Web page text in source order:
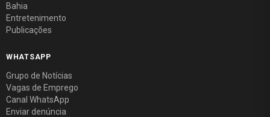
Bahia
Entretenimento
Publicações
WHATSAPP
Grupo de Notícias
Vagas de Emprego
Canal WhatsApp
Enviar denúncia